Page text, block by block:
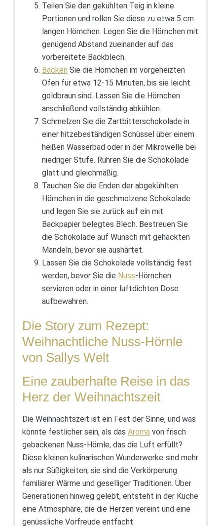
Teilen Sie den gekühlten Teig in kleine
Portionen und rollen Sie diese zu etwa 5 cm
langen Hörnchen. Legen Sie die Hörnchen mit
genügend Abstand zueinander auf das
vorbereitete Backblech.
Backen Sie die Hörnchen im vorgeheizten
Ofen für etwa 12-15 Minuten, bis sie leicht
goldbraun sind. Lassen Sie die Hörnchen
anschließend vollständig abkühlen.
Schmelzen Sie die Zartbitterschokolade in
einer hitzebeständigen Schüssel über einem
heißen Wasserbad oder in der Mikrowelle bei
niedriger Stufe. Rühren Sie die Schokolade
glatt und gleichmäßig.
Tauchen Sie die Enden der abgekühlten
Hörnchen in die geschmolzene Schokolade
und legen Sie sie zurück auf ein mit
Backpapier belegtes Blech. Bestreuen Sie
die Schokolade auf Wunsch mit gehackten
Mandeln, bevor sie aushärtet.
Lassen Sie die Schokolade vollständig fest
werden, bevor Sie die Nuss-Hörnchen
servieren oder in einer luftdichten Dose
aufbewahren.
Die Story zum Rezept:
Weihnachtliche Nuss-Hörnle
von Sallys Welt
Eine zauberhafte Reise in das
Herz der Weihnachtszeit
Die Weihnachtszeit ist ein Fest der Sinne, und was
könnte festlicher sein, als das Aromavon frisch
gebackenen Nuss-Hörnle, das die Luft erfüllt?
Diese kleinen kulinarischen Wunderwerke sind mehr
als nur Süßigkeiten; sie sind die Verkörperung
familiärer Wärme und geselliger Traditionen. Über
Generationen hinweg gelebt, entsteht in der Küche
eine Atmosphäre, die die Herzen vereint und eine
genüssliche Vorfreude entfacht.